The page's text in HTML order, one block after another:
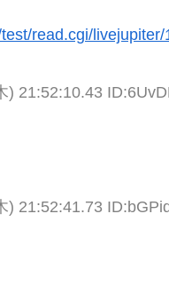
read.cgi/
) 21:52:10.43
) 21:52:41.73